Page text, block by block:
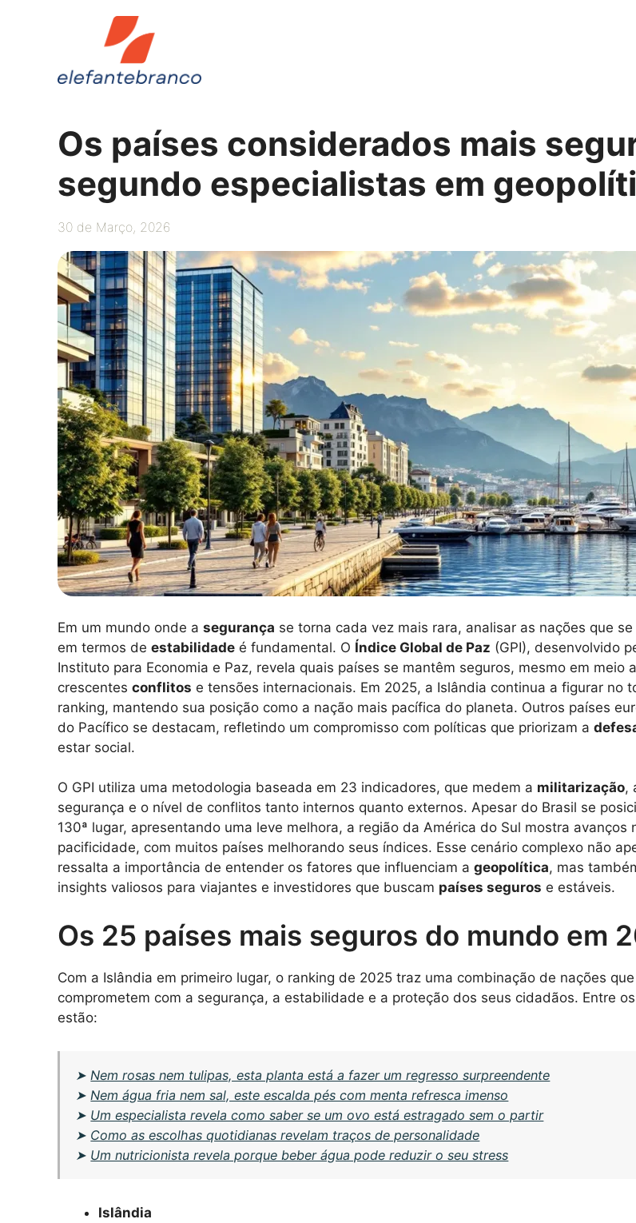
Os países considerados mais
segundo especialistas em
30 de Março, 2026
Em um mundo onde a segurança se torna cada vez mais rara, analisar as nações que
em termos de estabilidade é fundamental. O Índice Global de Paz (GPI), desenvolvido
Instituto para Economia e Paz, revela quais países se mantêm seguros, mesmo em meio a
crescentes conflitos e tensões internacionais. Em 2025, a Islândia continua a figurar no
ranking, mantendo sua posição como a nação mais pacífica do planeta. Outros países
do Pacífico se destacam, refletindo um compromisso com políticas que priorizam a
estar social.
O GPI utiliza uma metodologia baseada em 23 indicadores, que medem a militarização,
segurança e o nível de conflitos tanto internos quanto externos. Apesar do Brasil se
130ª lugar, apresentando uma leve melhora, a região da América do Sul mostra avanços
pacificidade, com muitos países melhorando seus índices. Esse cenário complexo não
ressalta a importância de entender os fatores que influenciam a geopolítica, mas
insights valiosos para viajantes e investidores que buscam países seguros e estáveis.
Os 25 países mais seguros do mundo em
Com a Islândia em primeiro lugar, o ranking de 2025 traz uma combinação de nações
comprometem com a segurança, a estabilidade e a proteção dos seus cidadãos. Entre
estão:
➤ Nem rosas nem tulipas, esta planta está a fazer um regresso surpreendente
➤ Nem água fria nem sal, este escalda pés com menta refresca imenso
➤ Um especialista revela como saber se um ovo está estragado sem o partir
➤ Como as escolhas quotidianas revelam traços de personalidade
➤ Um nutricionista revela porque beber água pode reduzir o seu stress
Islândia